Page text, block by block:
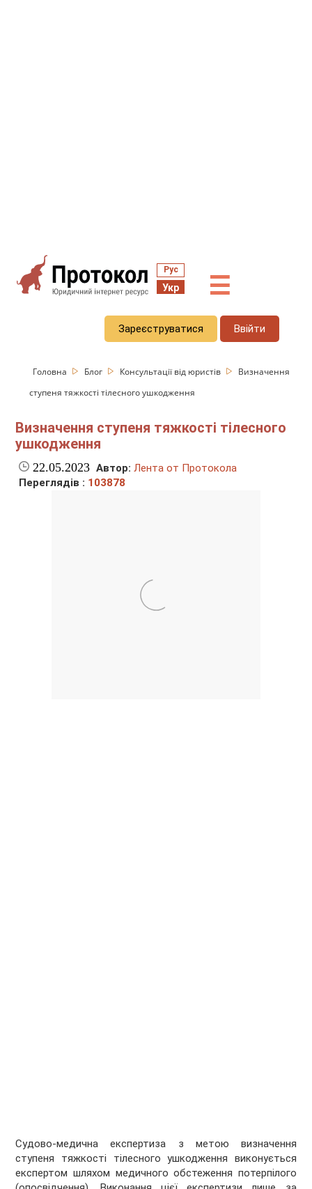
Рус
Укр ☰
Зареєструватися Ввійти
Головна Блог Консультації від юристів
Визначення
ступеня тяжкості тілесного ушкодження
Визначення ступеня тяжкості тілесного
ушкодження
22.05.2023 Автор: Лента от Протокола
Переглядів : 103878
Судово-медична експертиза з метою визначення
ступеня тяжкості тілесного ушкодження виконується
експертом шляхом медичного обстеження потерпілого